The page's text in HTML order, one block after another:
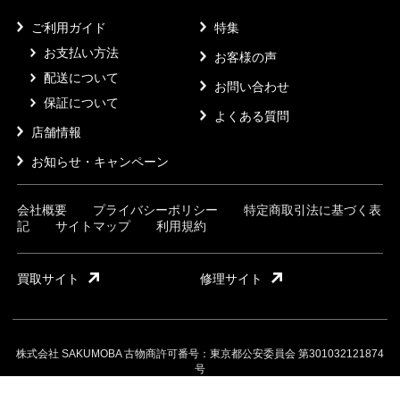
ご利用ガイド
お支払い方法
配送について
保証について
店舗情報
お知らせ・キャンペーン
特集
お客様の声
お問い合わせ
よくある質問
会社概要 プライバシーポリシー
特定商取引法に基づく表
記
サイトマップ 利用規約
買取サイト 修理サイト
株式会社 SAKUMOBA 古物商許可番号：東京都公安委員会 第301032121874
号